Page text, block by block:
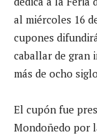
al miércoles 16
cupones
caballar de gran
más de ocho
El cupón fue
Mondoñedo por